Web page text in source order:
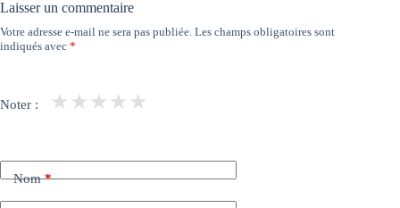
Laisser un commentaire
Votre adresse e-mail ne sera pas publiée. Les champs obligatoires sont
indiqués avec *
Noter : ★
★
★
★
★
Nom*